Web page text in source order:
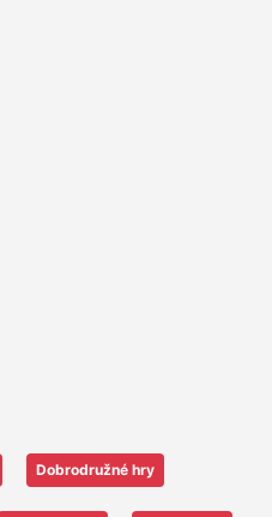
Dobrodružné hry